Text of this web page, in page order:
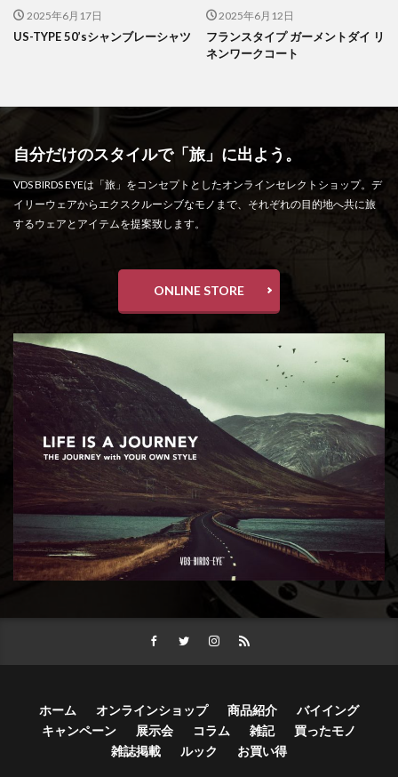
2025年6月17日
US-TYPE 50’sシャンブレーシャツ
2025年6月12日
フランスタイプ ガーメントダイ リ
ネンワークコート
自分だけのスタイルで「旅」に出よう。
VDS BIRDS EYEは「旅」をコンセプトとしたオンラインセレクトショップ。デ
イリーウェアからエクスクルーシブなモノまで、それぞれの目的地へ共に旅
するウェアとアイテムを提案致します。
ONLINE STORE
ホーム オンラインショップ 商品紹介
バイイング
キャンペーン
展示会 コラム 雑記
買ったモノ
雑誌掲載
ルック お買い得